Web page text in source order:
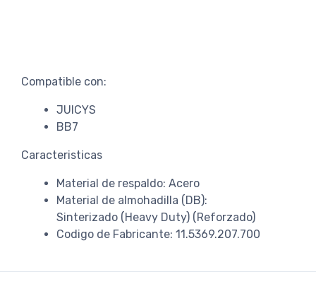
Compatible con:
JUICYS
BB7
Caracteristicas
Material de respaldo: Acero
Material de almohadilla (DB):
Sinterizado (Heavy Duty) (Reforzado)
Codigo de Fabricante: 11.5369.207.700